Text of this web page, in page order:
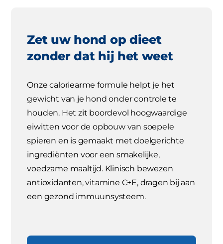
Zet uw hond op dieet
zonder dat hij het weet
Onze caloriearme formule helpt je het
gewicht van je hond onder controle te
houden. Het zit boordevol hoogwaardige
eiwitten voor de opbouw van soepele
spieren en is gemaakt met doelgerichte
ingrediënten voor een smakelijke,
voedzame maaltijd. Klinisch bewezen
antioxidanten, vitamine C+E, dragen bij aan
een gezond immuunsysteem.